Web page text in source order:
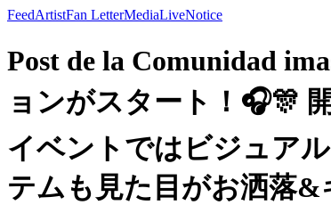
FeedArtistFan LetterMediaLiveNotice
Post de la Comunidad
ョンがスタート！🎧🎊
イベントではビジュア
テムも見た目がお洒落&